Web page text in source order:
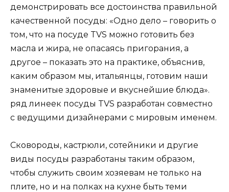
демонстрировать все достоинства правильной
качественной посуды: «Одно дело – говорить о
том, что на посуде TVS можно готовить без
масла и жира, не опасаясь пригорания, а
другое – показать это на практике, объяснив,
каким образом мы, итальянцы, готовим наши
знаменитые здоровые и вкуснейшие блюда».
ряд линеек посуды TVS разработан совместно
с ведущими дизайнерами с мировым именем.
Сковороды, кастрюли, сотейники и другие
виды посуды разработаны таким образом,
чтобы служить своим хозяевам не только на
плите, но и на полках на кухне быть теми